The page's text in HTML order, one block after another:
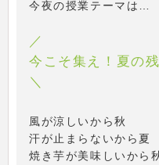
今夜の授業テーマは…
／
今こそ集え！夏の残
＼
風が涼しいから秋
汗が止まらないから夏
焼き芋が美味しいから